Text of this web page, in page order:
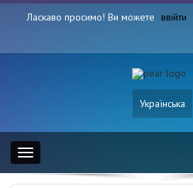
Ласкаво просимо! Ви можете ввійти
Українська
Toggle
navigation